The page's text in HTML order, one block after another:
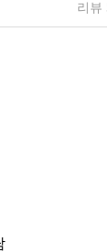
리뷰